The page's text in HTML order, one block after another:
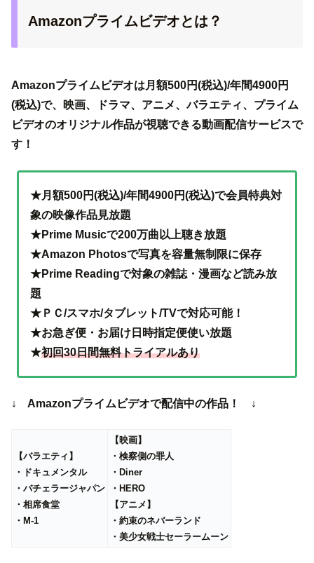
Amazonプライムビデオとは？
Amazonプライムビデオは月額500円(税込)/年間4900円
(税込)で、映画、ドラマ、アニメ、バラエティ、プライム
ビデオのオリジナル作品が視聴できる動画配信サービスで
す！
★月額500円(税込)/年間4900円(税込)で会員特典対
象の映像作品見放題
★Prime Musicで200万曲以上聴き放題
★Amazon Photosで写真を容量無制限に保存
★Prime Readingで対象の雑誌・漫画など読み放
題
★ＰＣ/スマホ/タブレット/TVで対応可能！
★お急ぎ便・お届け日時指定便使い放題
★初回30日間無料トライアルあり
↓ Amazonプライムビデオで配信中の作品！ ↓
【バラエティ】
・ドキュメンタル
・バチェラージャパン
・相席食堂
・M-1
【映画】
・検察側の罪人
・Diner
・HERO
【アニメ】
・約束のネバーランド
・美少女戦士セーラームーン